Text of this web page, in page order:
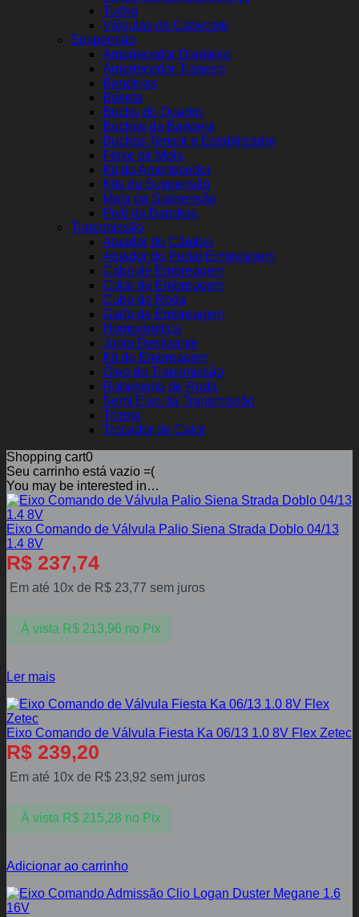
Tucho
Válvulas de Cabeçote
Suspensão
Amortecedor Dianteiro
Amortecedor Traseiro
Bandejas
Bieleta
Bucha do Quadro
Buchas da Bandeja
Buchas Tensor e Estabilizador
Feixe de Mola
Kit do Amortecedor
Kits da Suspensão
Mola da Suspensão
Pivô da Bandeja
Transmissão
Atuador do Câmbio
Atuador do Pedal Embreagem
Cabo de Embreagem
Colar de Embreagem
Cubo de Roda
Garfo de Embreagem
Homocinética
Junta Deslizante
Kit de Embreagem
Óleo de Transmissão
Rolamento de Roda
Semi Eixo da Transmissão
Trizeta
Trocador de Calor
Shopping cart0
Seu carrinho está vazio =(
You may be interested in…
Eixo Comando de Válvula Palio Siena Strada Doblo 04/13
1.4 8V
R$ 237,74
Em até 10x de R$ 23,77 sem juros
À vista R$213,96 no Pix
Ler mais
Eixo Comando de Válvula Fiesta Ka 06/13 1.0 8V Flex Zetec
R$ 239,20
Em até 10x de R$ 23,92 sem juros
À vista R$215,28 no Pix
Adicionar ao carrinho